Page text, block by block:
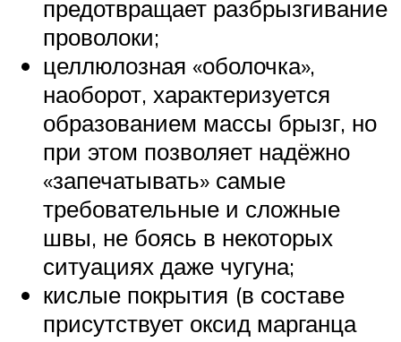
предотвращает разбрызгивание
проволоки;
целлюлозная «оболочка»,
наоборот, характеризуется
образованием массы брызг, но
при этом позволяет надёжно
«запечатывать» самые
требовательные и сложные
швы, не боясь в некоторых
ситуациях даже чугуна;
кислые покрытия (в составе
присутствует оксид марганца